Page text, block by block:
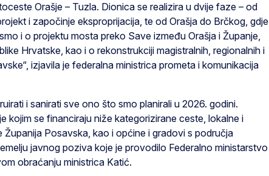
Orašje – Tuzla. Dionica se realizira u dvije faze – od
i započinje eksproprijacija, te od Orašja do Brčkog, gdje
i o projektu mosta preko Save između Orašja i Županje,
Hrvatske, kao i o rekonstrukciji magistralnih, regionalnih i
izjavila je federalna ministrica prometa i komunikacija
i sanirati sve ono što smo planirali u 2026. godini.
kojim se financiraju niže kategorizirane ceste, lokalne i
Posavska, kao i općine i gradovi s područja
javnog poziva koje je provodilo Federalno ministarstvo
obraćanju ministrica Katić.